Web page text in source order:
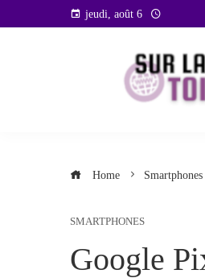
to
jeudi, août 6
Home Smartphones
SMARTPHONES
Google